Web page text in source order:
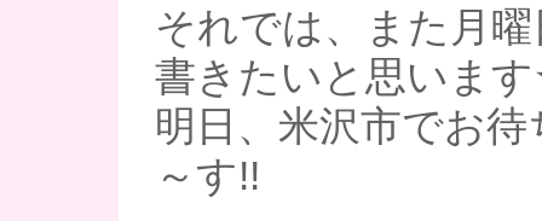
それでは、また月
書きたいと思いま
明日、米沢市でお
～す!!